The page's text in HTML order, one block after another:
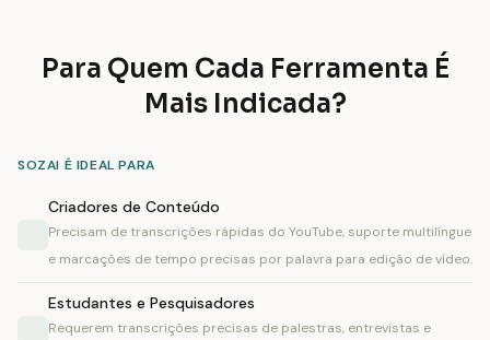
Para Quem Cada Ferramenta É
Mais Indicada?
SOZAI É IDEAL PARA
Criadores de Conteúdo
Precisam de transcrições rápidas do YouTube, suporte multilíngue
e marcações de tempo precisas por palavra para edição de vídeo.
Estudantes e Pesquisadores
Requerem transcrições precisas de palestras, entrevistas e